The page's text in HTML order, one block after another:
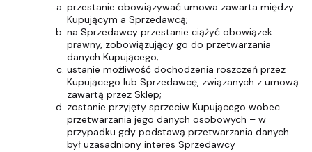
przestanie obowiązywać umowa zawarta między
Kupującym a Sprzedawcą;
na Sprzedawcy przestanie ciążyć obowiązek
prawny, zobowiązujący go do przetwarzania
danych Kupującego;
ustanie możliwość dochodzenia roszczeń przez
Kupującego lub Sprzedawcę, związanych z umową
zawartą przez Sklep;
zostanie przyjęty sprzeciw Kupującego wobec
przetwarzania jego danych osobowych – w
przypadku gdy podstawą przetwarzania danych
był uzasadniony interes Sprzedawcy